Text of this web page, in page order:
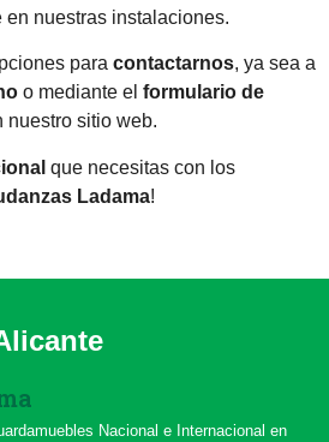
nuestras instalaciones.
para contactarnos, ya sea a
o mediante el formulario de
nuestro sitio web.
que necesitas con los
Ladama!
Nacional e Internacional en